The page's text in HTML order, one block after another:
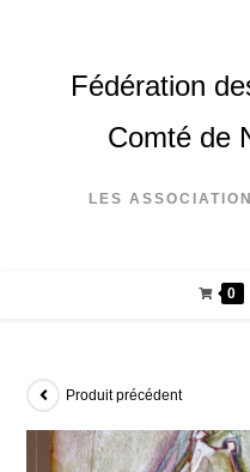
Fédération
Comté de
LES
0
Produit précédent